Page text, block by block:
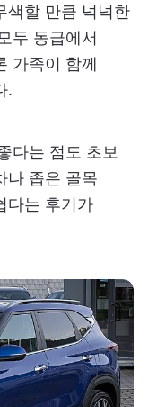
색할 만큼 넉넉한
두 동급에서
가족이 함께
.
다는 점도 초보
나 좁은 골목
다는 후기가